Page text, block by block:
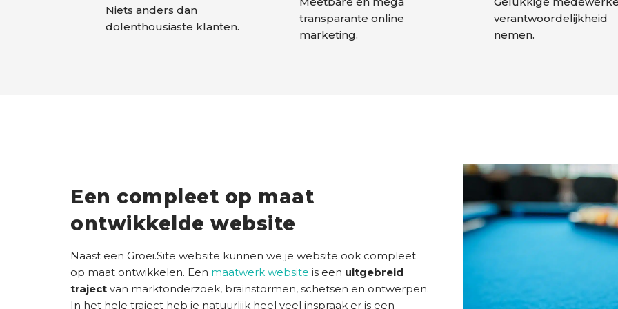
Niets anders dan
dolenthousiaste klanten.
transparante online
marketing.
verantwoordelijkheid
nemen.
Een compleet op maat
ontwikkelde website
Naast een Groei.Site website kunnen we je website ook compleet
op maat ontwikkelen. Een maatwerk website is een uitgebreid
traject van marktonderzoek, brainstormen, schetsen en ontwerpen.
In het hele traject heb je natuurlijk heel veel inspraak er is een